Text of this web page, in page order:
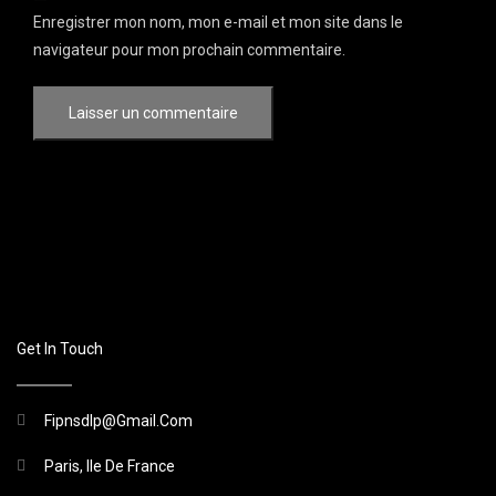
Enregistrer mon nom, mon e-mail et mon site dans le
navigateur pour mon prochain commentaire.
Get In Touch
Fipnsdlp@gmail.com
Paris, Ile De France